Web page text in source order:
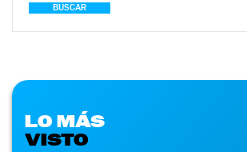
BUSCAR
LO MÁS
VISTO